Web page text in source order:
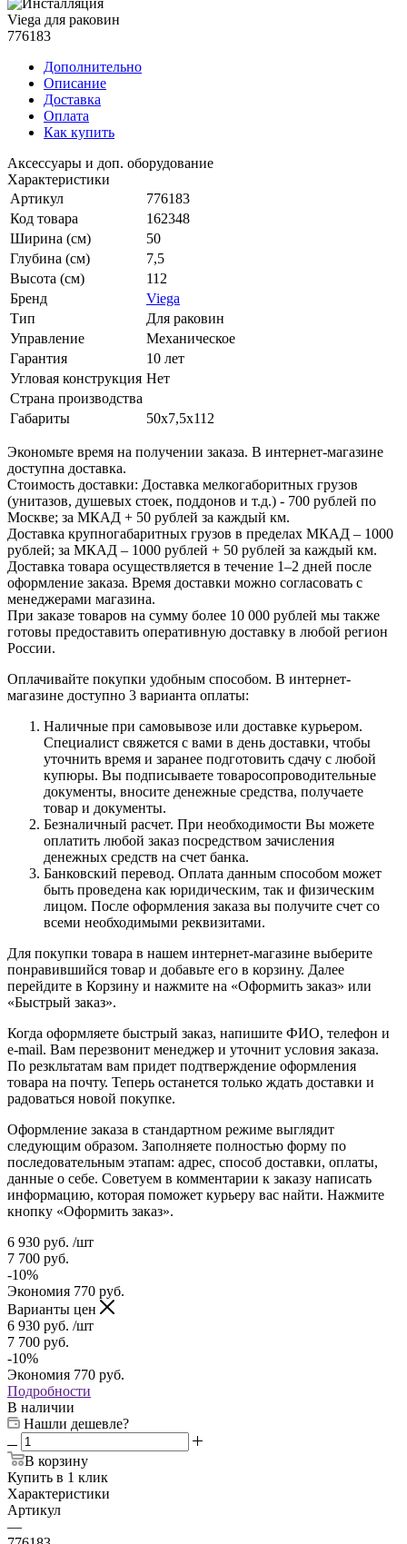
Дополнительно
Описание
Доставка
Оплата
Как купить
Аксессуары и доп. оборудование
Характеристики
Артикул
776183
Код товара
162348
Ширина (см)
50
Глубина (см)
7,5
Высота (см)
112
Бренд
Viega
Тип
Для раковин
Управление
Механическое
Гарантия
10 лет
Угловая конструкция Нет
Страна производства
Габариты
50x7,5x112
Экономьте время на получении заказа. В интернет-магазине
доступна доставка.
Стоимость доставки: Доставка мелкогаборитных грузов
(унитазов, душевых стоек, поддонов и т.д.) - 700 рублей по
Москве; за МКАД + 50 рублей за каждый км.
Доставка крупногабаритных грузов в пределах МКАД – 1000
рублей; за МКАД – 1000 рублей + 50 рублей за каждый км.
Доставка товара осуществляется в течение 1–2 дней после
оформление заказа. Время доставки можно согласовать с
менеджерами магазина.
При заказе товаров на сумму более 10 000 рублей мы также
готовы предоставить оперативную доставку в любой регион
России.
Оплачивайте покупки удобным способом. В интернет-
магазине доступно 3 варианта оплаты:
Наличные при самовывозе или доставке курьером.
Специалист свяжется с вами в день доставки, чтобы
уточнить время и заранее подготовить сдачу с любой
купюры. Вы подписываете товаросопроводительные
документы, вносите денежные средства, получаете
товар и документы.
Безналичный расчет. При необходимости Вы можете
оплатить любой заказ посредством зачисления
денежных средств на счет банка.
Банковский перевод. Оплата данным способом может
быть проведена как юридическим, так и физическим
лицом. После оформления заказа вы получите счет со
всеми необходимыми реквизитами.
Для покупки товара в нашем интернет-магазине выберите
понравившийся товар и добавьте его в корзину. Далее
перейдите в Корзину и нажмите на «Оформить заказ» или
«Быстрый заказ».
Когда оформляете быстрый заказ, напишите ФИО, телефон и
e-mail. Вам перезвонит менеджер и уточнит условия заказа.
По резкльтатам вам придет подтверждение оформления
товара на почту. Теперь останется только ждать доставки и
радоваться новой покупке.
Оформление заказа в стандартном режиме выглядит
следующим образом. Заполняете полностью форму по
последовательным этапам: адрес, способ доставки, оплаты,
данные о себе. Советуем в комментарии к заказу написать
информацию, которая поможет курьеру вас найти. Нажмите
кнопку «Оформить заказ».
6 930 руб. /шт
7 700 руб.
-10%
Экономия 770 руб.
Варианты цен
6 930 руб. /шт
7 700 руб.
-10%
Экономия 770 руб.
Подробности
В наличии
Нашли дешевле?
В корзину
Купить в 1 клик
Характеристики
Артикул
—